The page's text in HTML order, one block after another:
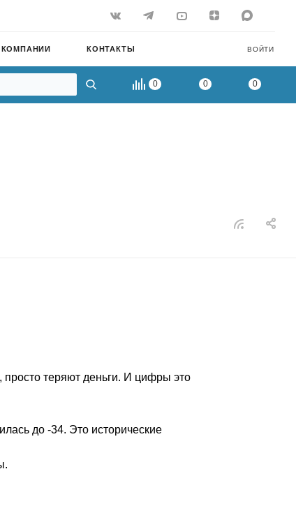
ВОЙТИ
КОНТАКТЫ
0 0 0
просто теряют деньги. И цифры это
до -34. Это исторические